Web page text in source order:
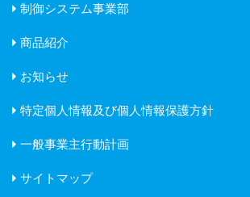
制御システム事業部
商品紹介
お知らせ
特定個人情報及び個人情報保護方針
一般事業主行動計画
サイトマップ